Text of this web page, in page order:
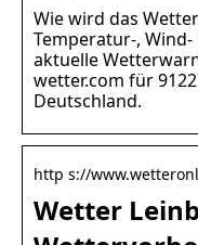
Wie wird das
Temperatur-,
aktuelle
wetter.com für
Deutschland.
http s://
Wetter